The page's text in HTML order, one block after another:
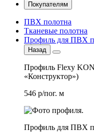
Покупателям
ПВХ полотна
Тканевые полотна
Профиль для ПВХ
Назад
Профиль Flexy
«Конструктор»)
546 р/пог. м
Профиль для ПВХ